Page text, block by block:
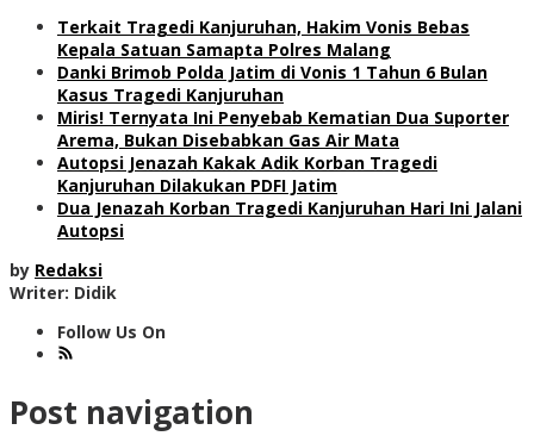
Terkait Tragedi Kanjuruhan, Hakim Vonis Bebas
Kepala Satuan Samapta Polres Malang
Danki Brimob Polda Jatim di Vonis 1 Tahun 6 Bulan
Kasus Tragedi Kanjuruhan
Miris! Ternyata Ini Penyebab Kematian Dua Suporter
Arema, Bukan Disebabkan Gas Air Mata
Autopsi Jenazah Kakak Adik Korban Tragedi
Kanjuruhan Dilakukan PDFI Jatim
Dua Jenazah Korban Tragedi Kanjuruhan Hari Ini Jalani
Autopsi
by Redaksi
Writer: Didik
Follow Us On
Post navigation